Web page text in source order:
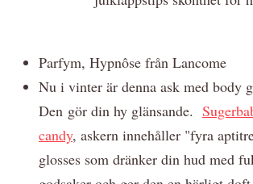
Parfym, Hypnôse från Lancome
Nu i vinter är denna ask med body
Den gör din hy glänsande.
candy, askern innehåller "fyra
glosses som dränker din hud med